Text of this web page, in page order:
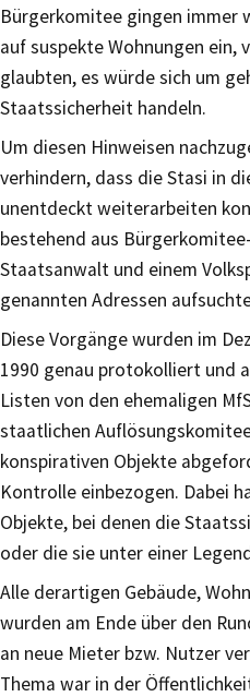
Bürgerkomitee gingen immer
auf suspekte Wohnungen ein,
glaubten, es würde sich um
Staatssicherheit handeln.
Um diesen Hinweisen
verhindern, dass die Stasi in
unentdeckt weiterarbeiten
bestehend aus
Staatsanwalt und einem
genannten Adressen
Diese Vorgänge wurden im
1990 genau protokolliert und
Listen von den ehemaligen
staatlichen
konspirativen Objekte
Kontrolle einbezogen. Dabei
Objekte, bei denen die
oder die sie unter einer
Alle derartigen Gebäude,
wurden am Ende über den
an neue Mieter bzw. Nutzer
Thema war in der